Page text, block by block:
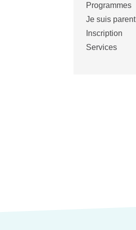
Programmes
Je suis parent
Inscription
Services